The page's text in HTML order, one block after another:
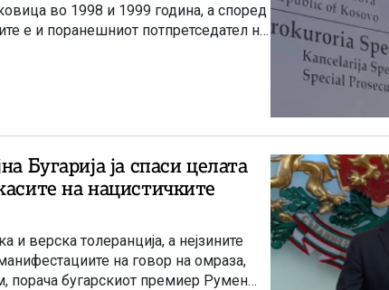
во 1998 и 1999 година, а според
е и поранешниот потпретседател на
Бугарија ја спаси целата
на нацистичките
и верска толеранција, а нејзините
на говор на омраза,
порача бугарскиот премиер Румен